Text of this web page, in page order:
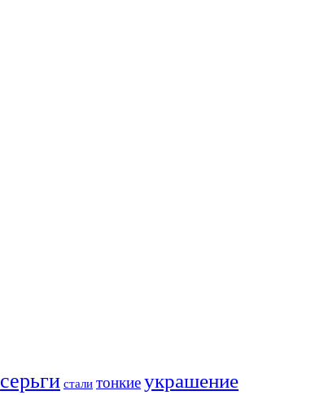
серьги стали тонкиеукрашение